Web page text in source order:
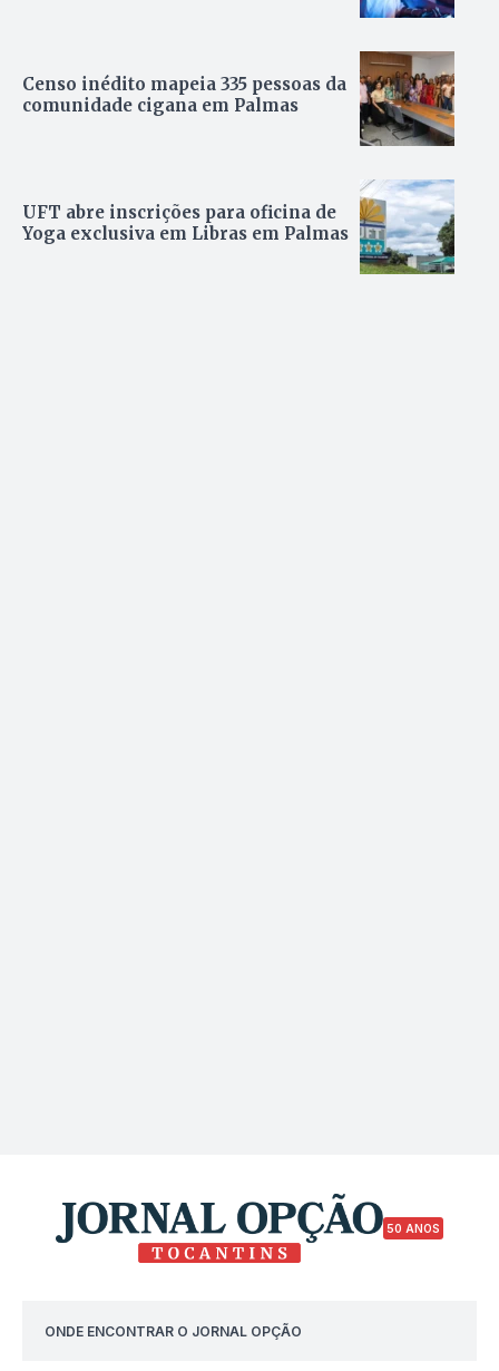
Censo inédito mapeia 335 pessoas da
comunidade cigana em Palmas
UFT abre inscrições para oficina de
Yoga exclusiva em Libras em Palmas
50 ANOS
ONDE ENCONTRAR O JORNAL OPÇÃO